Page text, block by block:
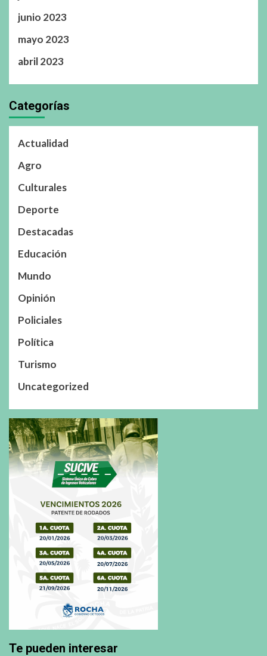
junio 2023
mayo 2023
abril 2023
Categorías
Actualidad
Agro
Culturales
Deporte
Destacadas
Educación
Mundo
Opinión
Policiales
Política
Turismo
Uncategorized
Te pueden interesar